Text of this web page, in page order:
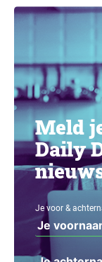
Meld
Daily
Je voor &